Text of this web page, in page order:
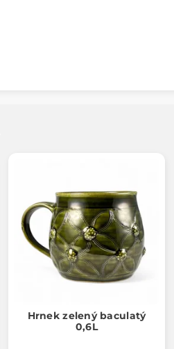
Hrnek zelený baculatý
0,6L